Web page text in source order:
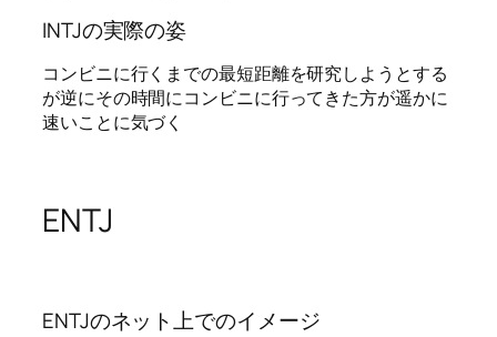
INTJの実際の姿
コンビニに行くまでの最短距離を研究しようとする
が逆にその時間にコンビニに行ってきた方が遥かに
速いことに気づく
ENTJ
ENTJのネット上でのイメージ